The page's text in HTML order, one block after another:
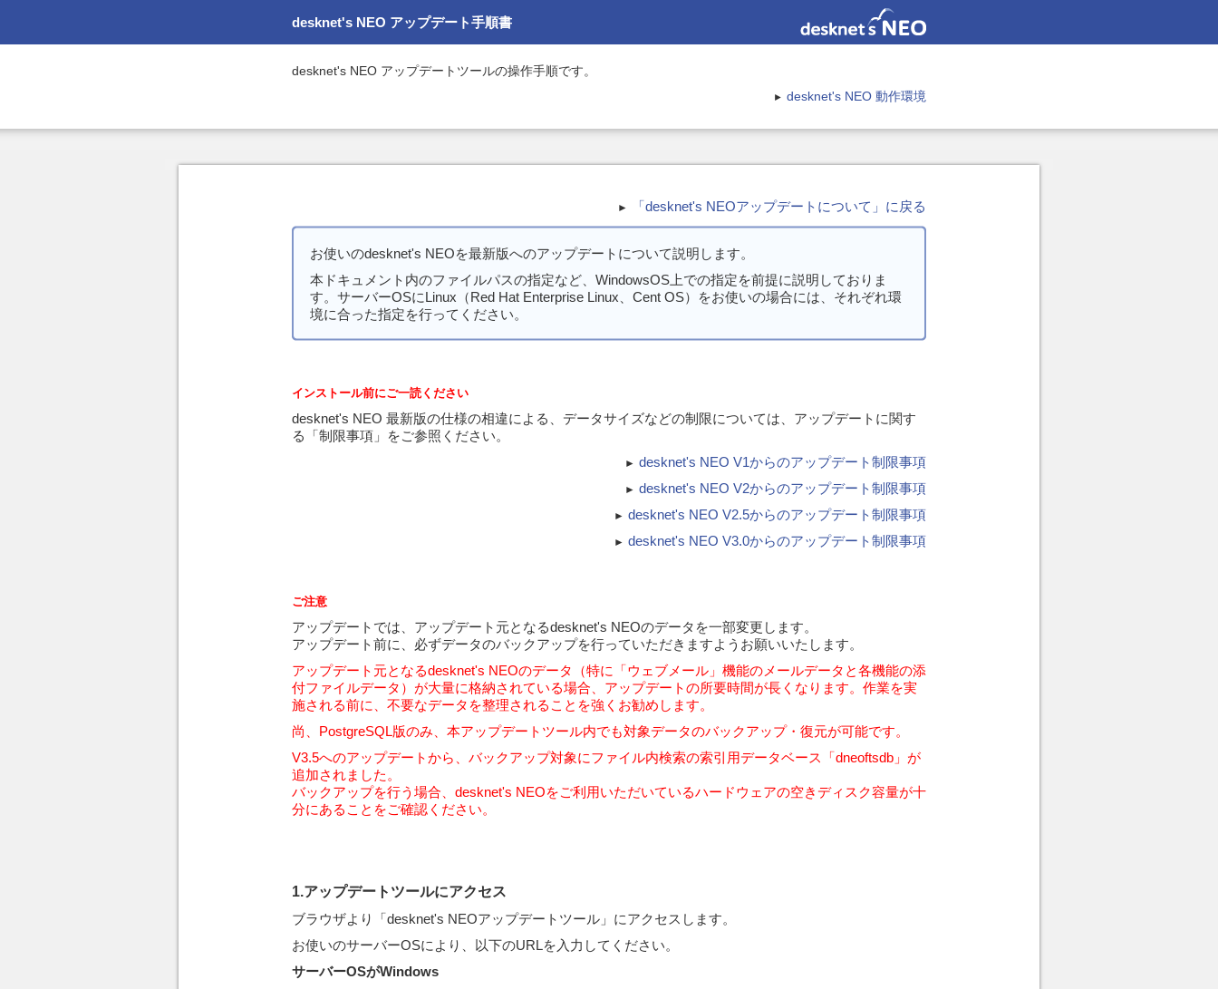
desknet's NEO アップデート手順書
desknet's NEO アップデートツールの操作手順です。
► desknet's NEO 動作環境
► 「desknet's NEOアップデートについて」に戻る
お使いのdesknet's NEOを最新版へのアップデートについて説明します。
本ドキュメント内のファイルパスの指定など、WindowsOS上での指定を前提に説明しておりま
す。サーバーOSにLinux（Red Hat Enterprise Linux、Cent OS）をお使いの場合には、それぞれ環
境に合った指定を行ってください。
インストール前にご一読ください
desknet's NEO 最新版の仕様の相違による、データサイズなどの制限については、アップデートに関す
る「制限事項」をご参照ください。
► desknet's NEO V1からのアップデート制限事項
► desknet's NEO V2からのアップデート制限事項
► desknet's NEO V2.5からのアップデート制限事項
► desknet's NEO V3.0からのアップデート制限事項
ご注意
アップデートでは、アップデート元となるdesknet's NEOのデータを一部変更します。
アップデート前に、必ずデータのバックアップを行っていただきますようお願いいたします。
アップデート元となるdesknet's NEOのデータ（特に「ウェブメール」機能のメールデータと各機能の添
付ファイルデータ）が大量に格納されている場合、アップデートの所要時間が長くなります。作業を実
施される前に、不要なデータを整理されることを強くお勧めします。
尚、PostgreSQL版のみ、本アップデートツール内でも対象データのバックアップ・復元が可能です。
V3.5へのアップデートから、バックアップ対象にファイル内検索の索引用データベース「dneoftsdb」が
追加されました。
バックアップを行う場合、desknet's NEOをご利用いただいているハードウェアの空きディスク容量が十
分にあることをご確認ください。
1.アップデートツールにアクセス
ブラウザより「desknet's NEOアップデートツール」にアクセスします。
お使いのサーバーOSにより、以下のURLを入力してください。
サーバーOSがWindows